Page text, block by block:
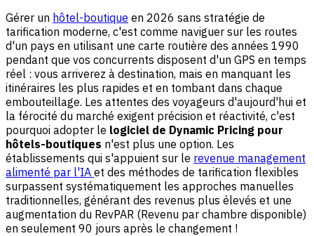
Gérer un hôtel-boutique en 2026 sans stratégie de
tarification moderne, c'est comme naviguer sur les routes
d'un pays en utilisant une carte routière des années 1990
pendant que vos concurrents disposent d'un GPS en temps
réel : vous arriverez à destination, mais en manquant les
itinéraires les plus rapides et en tombant dans chaque
embouteillage. Les attentes des voyageurs d'aujourd'hui et
la férocité du marché exigent précision et réactivité, c'est
pourquoi adopter le logiciel de Dynamic Pricing pour
hôtels-boutiques n'est plus une option. Les
établissements qui s'appuient sur le revenue management
alimenté par l'IA et des méthodes de tarification flexibles
surpassent systématiquement les approches manuelles
traditionnelles, générant des revenus plus élevés et une
augmentation du RevPAR (Revenu par chambre disponible)
en seulement 90 jours après le changement !